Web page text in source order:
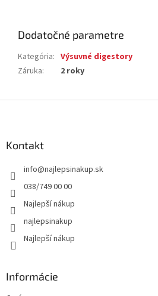
Dodatočné parametre
Kategória: Výsuvné digestory
Záruka: 2 roky
Kontakt
info@najlepsinakup.sk
038/749 00 00
Najlepší nákup
najlepsinakup
Najlepší nákup
Informácie